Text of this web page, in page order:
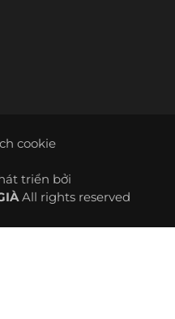
cookie
triển bởi
All rights reserved